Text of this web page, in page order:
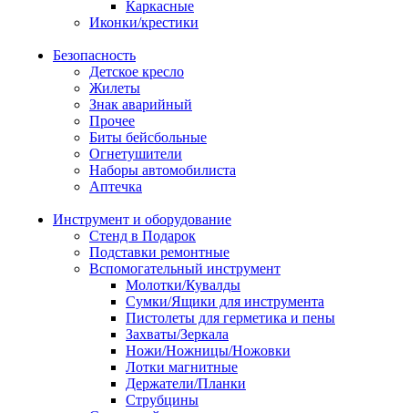
Каркасные
Иконки/крестики
Безопасность
Детское кресло
Жилеты
Знак аварийный
Прочее
Биты бейсбольные
Огнетушители
Наборы автомобилиста
Аптечка
Инструмент и оборудование
Стенд в Подарок
Подставки ремонтные
Вспомогательный инструмент
Молотки/Кувалды
Сумки/Ящики для инструмента
Пистолеты для герметика и пены
Захваты/Зеркала
Ножи/Ножницы/Ножовки
Лотки магнитные
Держатели/Планки
Струбцины